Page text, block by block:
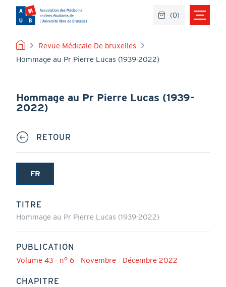
contenu
principal
FIL
D'ARIANE
Revue Médicale De bruxelles
Hommage au Pr Pierre Lucas (1939-2022)
Hommage au Pr Pierre Lucas (1939-
2022)
RETOUR
FR
(onglet
TITRE
Hommage au Pr Pierre Lucas (1939-2022)
PUBLICATION
Volume 43 - n° 6 - Novembre - Décembre 2022
CHAPITRE
(0)